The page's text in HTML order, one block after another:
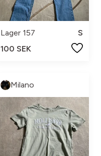
Lager 157
S
100 SEK
Milano